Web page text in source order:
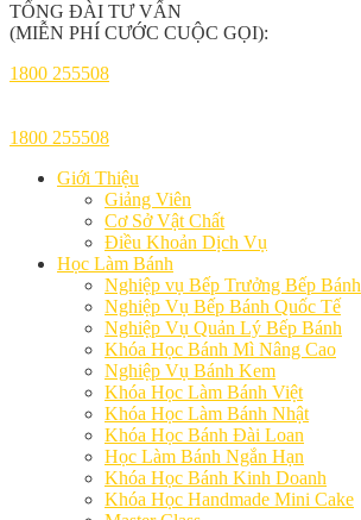
TỔNG ĐÀI TƯ VẤN
(MIỄN PHÍ CƯỚC CUỘC GỌI):
1800 255508
1800 255508
Giới Thiệu
Giảng Viên
Cơ Sở Vật Chất
Điều Khoản Dịch Vụ
Học Làm Bánh
Nghiệp vụ Bếp Trưởng Bếp Bánh
Nghiệp Vụ Bếp Bánh Quốc Tế
Nghiệp Vụ Quản Lý Bếp Bánh
Khóa Học Bánh Mì Nâng Cao
Nghiệp Vụ Bánh Kem
Khóa Học Làm Bánh Việt
Khóa Học Làm Bánh Nhật
Khóa Học Bánh Đài Loan
Học Làm Bánh Ngắn Hạn
Khóa Học Bánh Kinh Doanh
Khóa Học Handmade Mini Cake